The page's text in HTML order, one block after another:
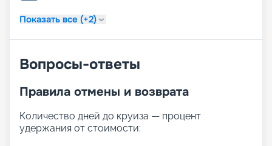
Показать все (+2)
Вопросы-ответы
Правила отмены и возврата
Количество дней до круиза — процент
удержания от стоимости: